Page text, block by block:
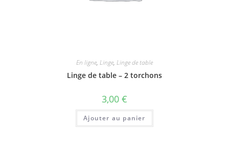
En ligne, Linge, Linge de table
Linge de table – 2 torchons
3,00 €
Ajouter au panier